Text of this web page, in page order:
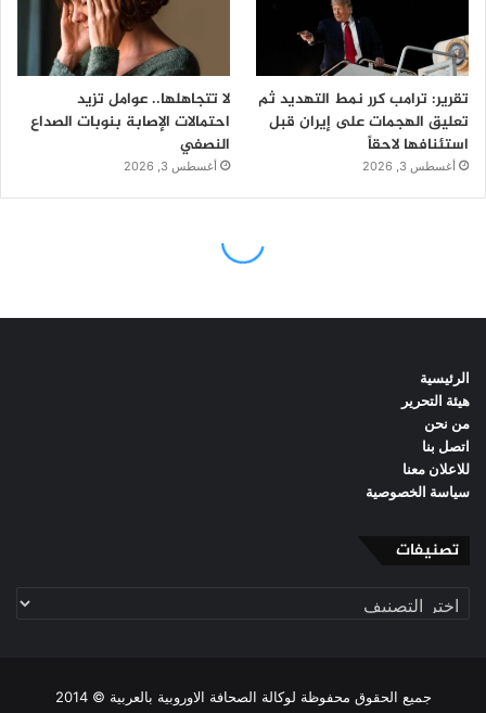
الرئيسية
هيئة التحرير
من نحن
اتصل بنا
للاعلان معنا
سياسة الخصوصية
تصنيفات
تصنيفات
جميع الحقوق محفوظة لوكالة الصحافة الاوروبية بالعربية © 2014